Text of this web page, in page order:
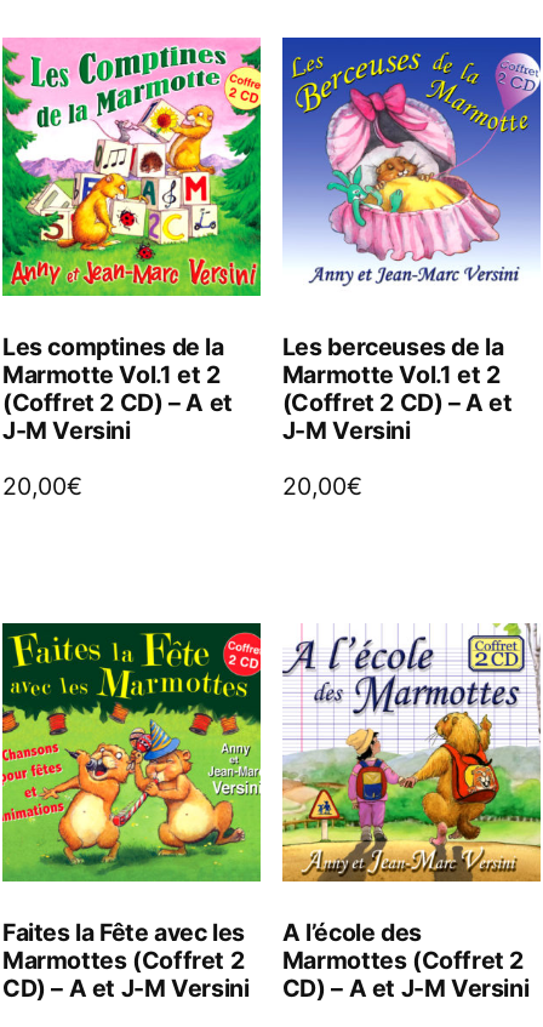
Les comptines de la
Marmotte Vol.1 et 2
(Coffret 2 CD) – A et
J-M Versini
20,00€
Les berceuses de la
Marmotte Vol.1 et 2
(Coffret 2 CD) – A et
J-M Versini
20,00€
Faites la Fête avec les
Marmottes (Coffret 2
CD) – A et J-M Versini
A l’école des
Marmottes (Coffret 2
CD) – A et J-M Versini